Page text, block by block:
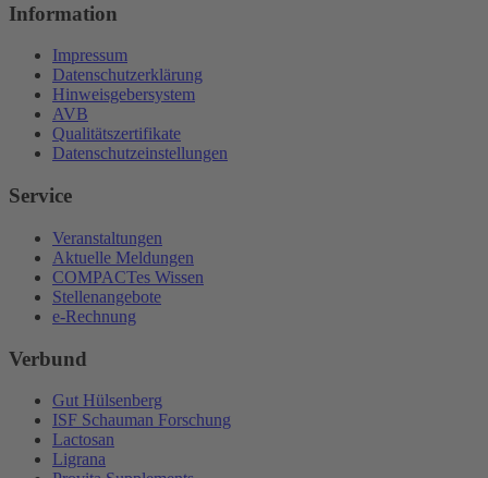
Information
Impressum
Datenschutzerklärung
Hinweisgebersystem
AVB
Qualitätszertifikate
Datenschutzeinstellungen
Service
Veranstaltungen
Aktuelle Meldungen
COMPACTes Wissen
Stellenangebote
e-Rechnung
Verbund
Gut Hülsenberg
ISF Schauman Forschung
Lactosan
Ligrana